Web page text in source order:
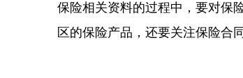
保险相关资料的过程中，要对保
区的保险产品，还要关注保险合